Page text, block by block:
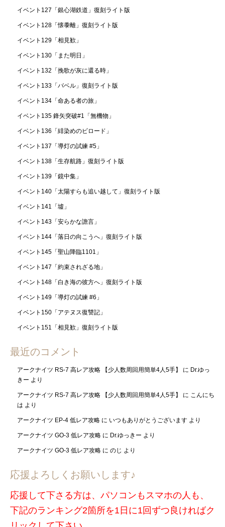
イベント127「銀心湖鉄道」復刻ライト版
イベント128「懐黍離」復刻ライト版
イベント129「相見歓」
イベント130「また明日」
イベント132「挽歌が灰に還る時」
イベント133「バベル」復刻ライト版
イベント134「命ある者の旅」
イベント135 鋒矢突破#1「無機物」
イベント136「緋染めのビロード」
イベント137「導灯の試練 #5」
イベント138「生存航路」復刻ライト版
イベント139「鏡中集」
イベント140「太陽すらも追い越して」復刻ライト版
イベント141「墟」
イベント143「安らかな譫言」
イベント144「落日の向こうへ」復刻ライト版
イベント145「聖山降臨1101」
イベント147「約束されざる地」
イベント148「白き海の彼方へ」復刻ライト版
イベント149「導灯の試練 #6」
イベント150「アテヌス復讐記」
イベント151「相見歓」復刻ライト版
最近のコメント
アークナイツ RS-7 高レア攻略 【少人数周回用簡単4人5手】 に Dr.ゆっ
きー より
アークナイツ RS-7 高レア攻略 【少人数周回用簡単4人5手】 に こんにち
は より
アークナイツ EP-4 低レア攻略 に いつもありがとうございます より
アークナイツ GO-3 低レア攻略 に Dr.ゆっきー より
アークナイツ GO-3 低レア攻略 に のじ より
応援よろしくお願いします♪
応援して下さる方は、パソコンもスマホの人も、
下記のランキング2箇所を1日に1回ずつ良ければク